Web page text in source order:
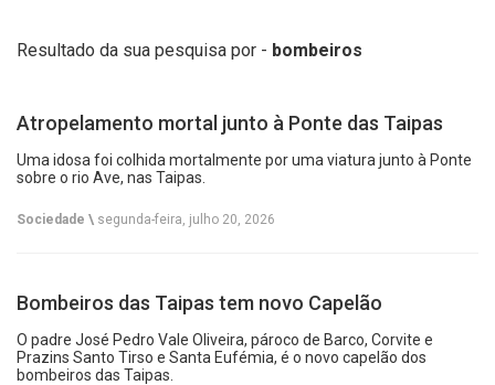
Resultado da sua pesquisa por - bombeiros
Atropelamento mortal junto à Ponte das Taipas
Uma idosa foi colhida mortalmente por uma viatura junto à Ponte
sobre o rio Ave, nas Taipas.
Sociedade \ segunda-feira, julho 20, 2026
Bombeiros das Taipas tem novo Capelão
O padre José Pedro Vale Oliveira, pároco de Barco, Corvite e
Prazins Santo Tirso e Santa Eufémia, é o novo capelão dos
bombeiros das Taipas.